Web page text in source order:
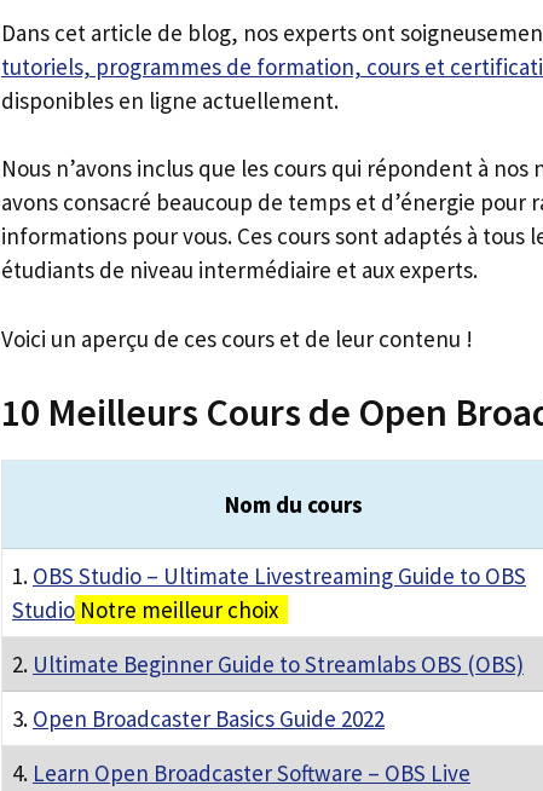
Dans cet article de blog, nos experts ont
tutoriels, programmes de formation, cours et
disponibles en ligne actuellement.
Nous n’avons inclus que les cours qui répondent à
avons consacré beaucoup de temps et d’énergie pour
informations pour vous. Ces cours sont adaptés à tous
étudiants de niveau intermédiaire et aux experts.
Voici un aperçu de ces cours et de leur contenu !
10 Meilleurs Cours de Open
Nom du cours
1. OBS Studio – Ultimate Livestreaming Guide to OBS
Studio Notre meilleur choix
2. Ultimate Beginner Guide to Streamlabs OBS (OBS)
3. Open Broadcaster Basics Guide 2022
4. Learn Open Broadcaster Software – OBS Live